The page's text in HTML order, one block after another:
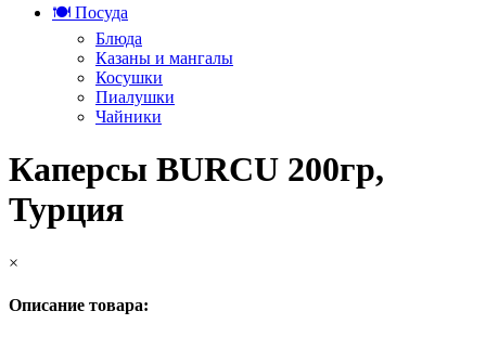
🍽️ Посуда
Блюда
Казаны и мангалы
Косушки
Пиалушки
Чайники
Каперсы BURCU 200гр,
Турция
×
Описание товара: